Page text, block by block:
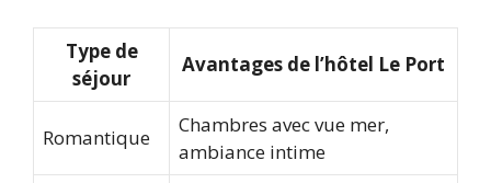
Type de
séjour
Avantages de l’hôtel Le Port
Romantique
Chambres avec vue mer,
ambiance intime